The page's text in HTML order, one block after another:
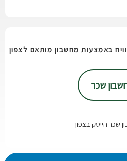
באמצעות מחשבון מותאם לצפון
שכר